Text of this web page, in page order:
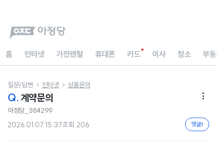
홈 인터넷 가전렌탈 휴대폰 카드 이사 청소 부
질문/답변  인터넷  상품문의
Q. 계약문의 
아정당_384299
2026.01.07 15:37조회 206 댓글1